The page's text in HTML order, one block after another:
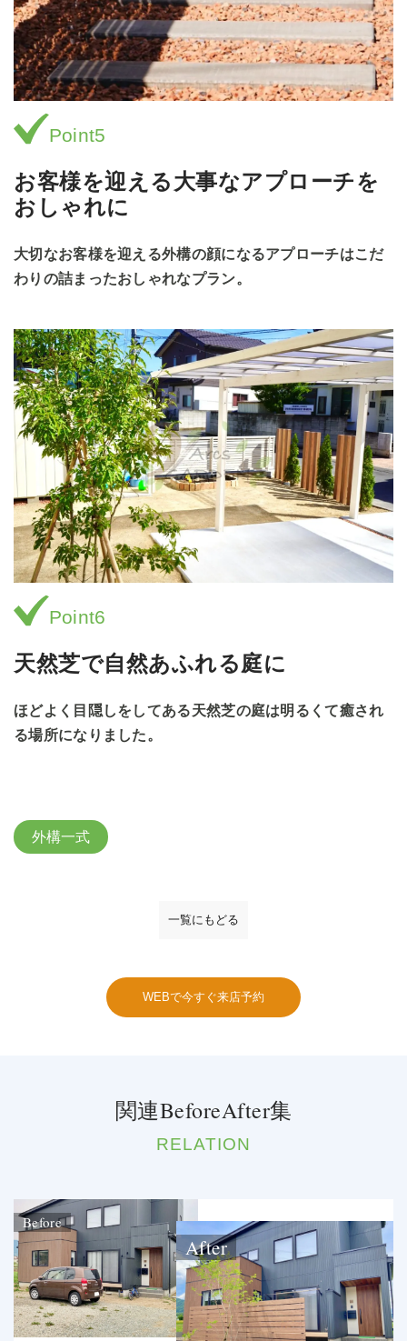
Point5
お客様を迎える大事なアプローチを
おしゃれに
大切なお客様を迎える外構の顔になるアプローチはこだ
わりの詰まったおしゃれなプラン。
Point6
天然芝で自然あふれる庭に
ほどよく目隠しをしてある天然芝の庭は明るくて癒され
る場所になりました。
外構一式
一覧にもどる
WEBで今すぐ来店予約
関連BeforeAfter集
RELATION
Before
After